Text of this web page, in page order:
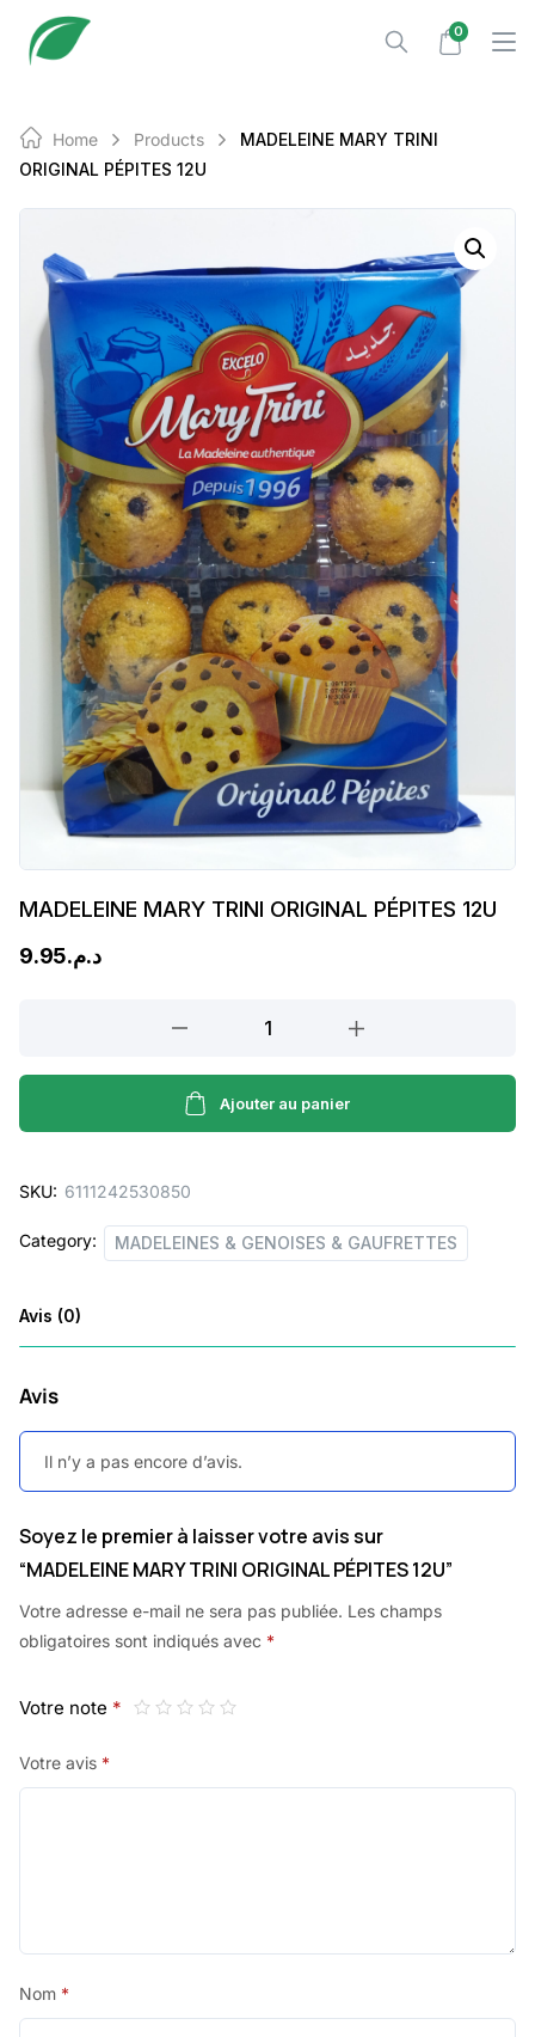
0
Home Products
MADELEINE MARY TRINI
ORIGINAL PÉPITES 12U
MADELEINE MARY TRINI ORIGINAL PÉPITES 12U
د.م.9.95
TRINI
PÉPITES
quantity
Ajouter au panier
SKU: 6111242530850
Category: MADELEINES & GENOISES & GAUFRETTES
Avis (0)
Avis
Il n’y a pas encore d’avis.
Soyez le premier à laisser votre avis sur
“MADELEINE MARY TRINI ORIGINAL PÉPITES 12U”
Votre adresse e-mail ne sera pas publiée. Les champs
obligatoires sont indiqués avec *
Votre note *
Votre avis *
Nom *